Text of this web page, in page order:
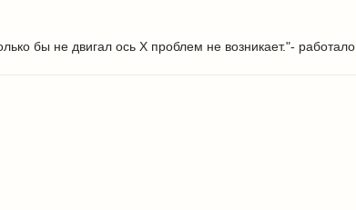
бы не двигал ось X проблем не возникает."- работало.